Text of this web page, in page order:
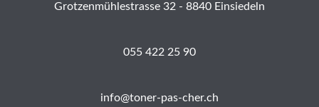
Grotzenmühlestrasse 32 - 8840 Einsiedeln
055 422 25 90
info@toner-pas-cher.ch